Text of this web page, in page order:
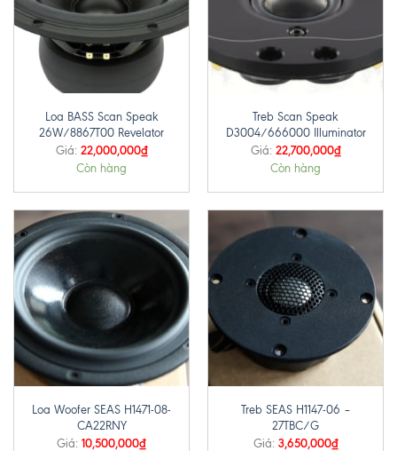
Loa BASS Scan Speak
26W/8867T00 Revelator
Giá: 22,000,000₫
Còn hàng
Treb Scan Speak
D3004/666000 Illuminator
Giá: 22,700,000₫
Còn hàng
Loa Woofer SEAS H1471-08-
CA22RNY
Giá: 10,500,000₫
Treb SEAS H1147-06 –
27TBC/G
Giá: 3,650,000₫